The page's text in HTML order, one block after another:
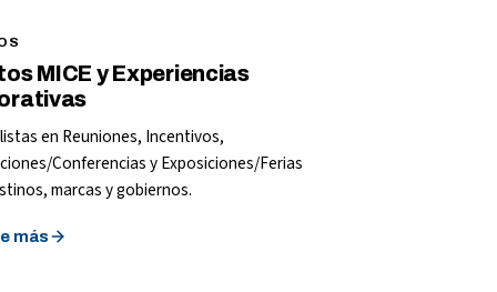
MICE y Experiencias
en Reuniones, Incentivos,
Conferencias y Exposiciones/Ferias
marcas y gobiernos.
más